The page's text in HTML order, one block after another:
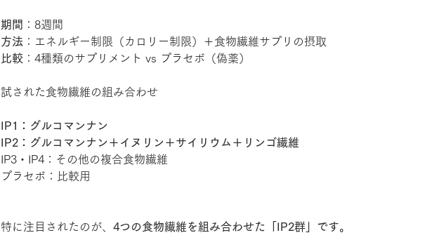
期間 ：8週間
方法 ：エネルギー制限（カロリー制限）＋食物繊維サプリの摂取
比較 ：4種類のサプリメント vs プラセボ（偽薬）
試された食物繊維の組み合わせ
IP1：グルコマンナン
IP2：グルコマンナン＋イヌリン＋サイリウム＋リンゴ繊維
IP3・IP4：その他の複合食物繊維
プラセボ：比較用
特に注目されたのが、 4つの食物繊維を組み合わせた「IP2群」です。